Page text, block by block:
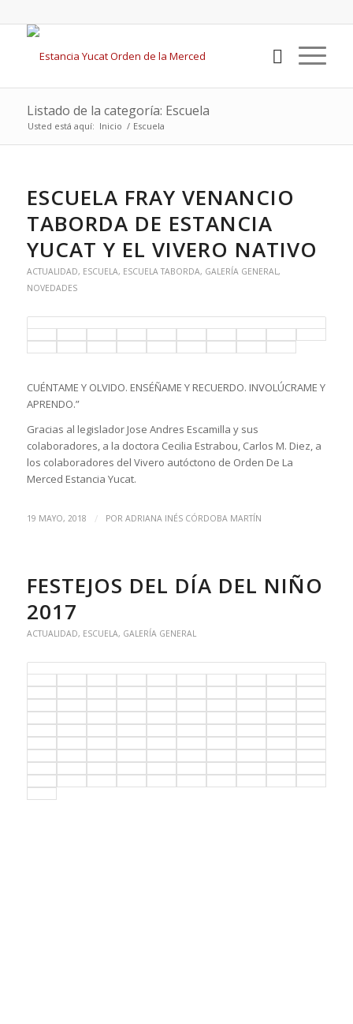
Listado de la categoría: Escuela
Usted está aquí: Inicio / Escuela
ESCUELA FRAY VENANCIO
TABORDA DE ESTANCIA
YUCAT Y EL VIVERO NATIVO
ACTUALIDAD, ESCUELA, ESCUELA TABORDA, GALERÍA GENERAL,
NOVEDADES
CUÉNTAME Y OLVIDO. ENSÉÑAME Y RECUERDO. INVOLÚCRAME Y
APRENDO.”
Gracias al legislador Jose Andres Escamilla y sus
colaboradores, a la doctora Cecilia Estrabou, Carlos M. Diez, a
los colaboradores del Vivero autóctono de Orden De La
Merced Estancia Yucat.
19 MAYO, 2018 / POR ADRIANA INÉS CÓRDOBA MARTÍN
FESTEJOS DEL DÍA DEL NIÑO
2017
ACTUALIDAD, ESCUELA, GALERÍA GENERAL